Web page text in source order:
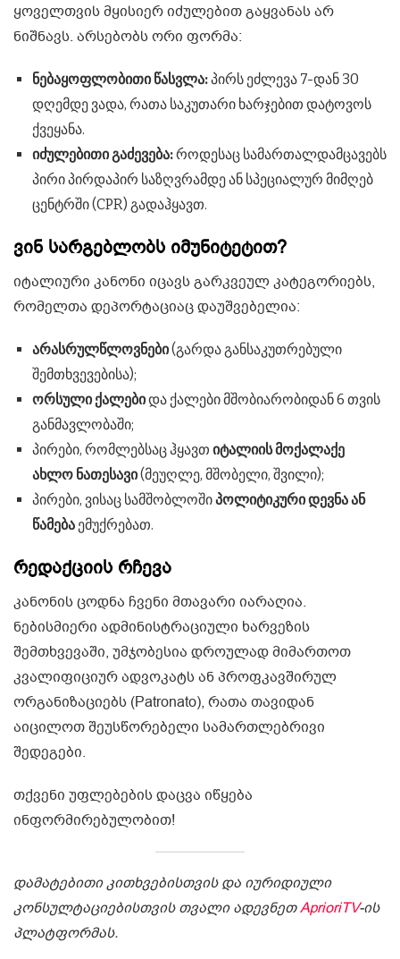
ყოველთვის მყისიერ იძულებით გაყვანას არ
ნიშნავს. არსებობს ორი ფორმა:
ნებაყოფლობითი წასვლა:პირს ეძლევა 7-დან 30
დღემდე ვადა, რათა საკუთარი ხარჯებით დატოვოს
ქვეყანა.
იძულებითი გაძევება:როდესაც სამართალდამცავებს
პირი პირდაპირ საზღვრამდე ან სპეციალურ მიმღებ
ცენტრში (CPR) გადაჰყავთ.
ვინ სარგებლობს იმუნიტეტით?
იტალიური კანონი იცავს გარკვეულ კატეგორიებს,
რომელთა დეპორტაციაც დაუშვებელია:
არასრულწლოვნები(გარდა განსაკუთრებული
შემთხვევებისა);
ორსული ქალებიდა ქალები მშობიარობიდან 6 თვის
განმავლობაში;
პირები, რომლებსაც ჰყავთ იტალიის მოქალაქე
ახლო ნათესავი(მეუღლე, მშობელი, შვილი);
პირები, ვისაც სამშობლოშიპოლიტიკური დევნა ან
წამებაემუქრებათ.
რედაქციის რჩევა
კანონის ცოდნა ჩვენი მთავარი იარაღია.
ნებისმიერი ადმინისტრაციული ხარვეზის
შემთხვევაში, უმჯობესია დროულად მიმართოთ
კვალიფიციურ ადვოკატს ან პროფკავშირულ
ორგანიზაციებს (Patronato), რათა თავიდან
აიცილოთ შეუსწორებელი სამართლებრივი
შედეგები.
თქვენი უფლებების დაცვა იწყება
ინფორმირებულობით!
დამატებითი კითხვებისთვის და იურიდიული
კონსულტაციებისთვის თვალი ადევნეთAprioriTV-ის
პლატფორმას.